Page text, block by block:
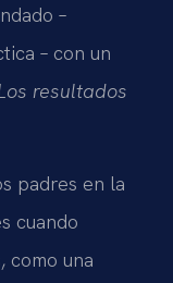
–
– con un
resultados
padres en la
cuando
como una